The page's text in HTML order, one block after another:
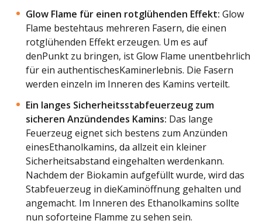
Glow Flame für einen rotglühenden Effekt: Glow
Flame bestehtaus mehreren Fasern, die einen
rotglühenden Effekt erzeugen. Um es auf
denPunkt zu bringen, ist Glow Flame unentbehrlich
für ein authentischesKaminerlebnis. Die Fasern
werden einzeln im Inneren des Kamins verteilt.
Ein langes Sicherheitsstabfeuerzeug zum
sicheren Anzündendes Kamins: Das lange
Feuerzeug eignet sich bestens zum Anzünden
einesEthanolkamins, da allzeit ein kleiner
Sicherheitsabstand eingehalten werdenkann.
Nachdem der Biokamin aufgefüllt wurde, wird das
Stabfeuerzeug in dieKaminöffnung gehalten und
angemacht. Im Inneren des Ethanolkamins sollte
nun soforteine Flamme zu sehen sein.